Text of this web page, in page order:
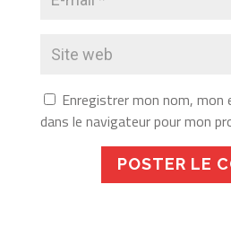
Enregistrer mon nom,
dans le navigateur pour mon